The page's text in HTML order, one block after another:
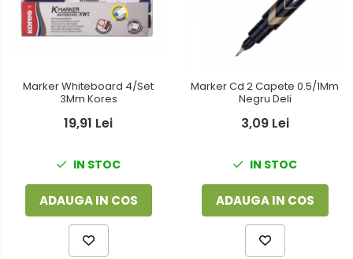
Marker Whiteboard 4/Set
3Mm Kores
19,91 Lei
IN STOC
ADAUGA IN COS
Marker Cd 2 Capete 0.5/1Mm
Negru Deli
3,09 Lei
IN STOC
ADAUGA IN COS